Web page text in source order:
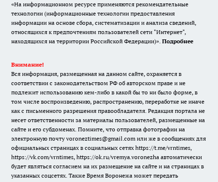
«На информационном ресурсе применяются рекомендательные
технологии (информационные технологии предоставления
информации на основе сбора, систематизации и анализа сведений,
относящихся к предпочтениям пользователей сети "Интернет",
находящихся на территории Российской Федерации)». Подробнее
Внимание!
Вся информация, размещенная на данном сайте, охраняется в
соответствии с законодательством РФ об авторском праве и не
подлежит использованию кем-либо в какой бы то ни было форме, в
том числе воспроизведению, распространению, переработке не иначе
как с письменного разрешения правообладателя. Редакция портала не
несет ответственности за материалы пользователей, размещенные на
сайте и его субдоменах. Помните, что отправка фотографии на
электронную почту voroneztimes@gmail.com или же в сообщениях для
официальных страницах в социальных сетях https://t.me/vrntimes,
https://vk.com/vrntimes, https://ok.ru/vremya.voronezha автоматически
будет являться согласием на их размещение на сайте и на страницах в
указанных соцсетях. Также Время Воронежа может передать